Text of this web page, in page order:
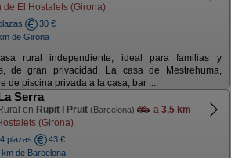
de El Hostalets (Girona)
30 €
de Girona
rural independiente, ideal para familias y
de gran privacidad. La casa de Mestrehuma,
de piscina privada a la casa, bar ...
Serra
en Rupit I Pruit (Barcelona) a 3,5 km
(Girona)
plazas
43 €
km de Barcelona